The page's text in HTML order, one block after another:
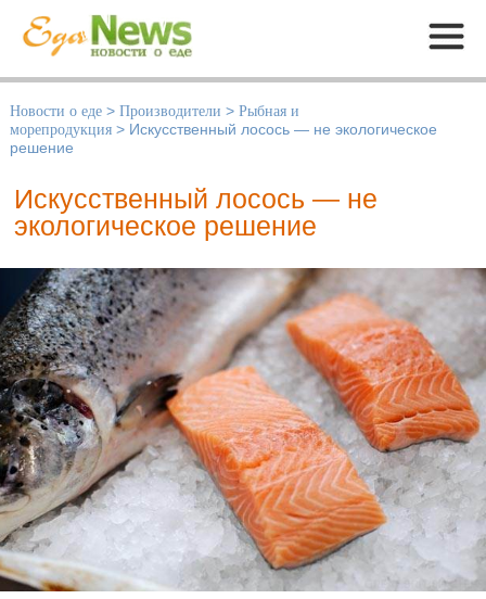
Меню
Новости о еде > Производители > Рыбная и
морепродукция > Искусственный лосось — не экологическое
решение
Искусственный лосось — не
экологическое решение